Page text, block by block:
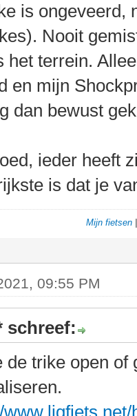
is ongeveerd,
Nooit
het terrein.
en mijn
dan bewust
ieder heeft
is dat je
Mijn fietsen
09:55 PM
schreef:
de trike open of